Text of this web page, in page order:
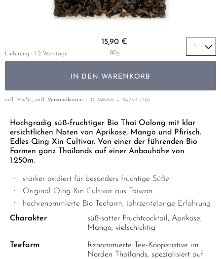
EMPFEHLUNGEN
GELBER TEE
SETS & GIFTS
TÜRKEI
EMPFEHLUNGEN
SETS & GIFTS
NACH SORTE
MATE TEE
SELTENE INCENCES
Hochgradig süß-fruchtiger Bio Thai Oolong mit klar
ersichtlichen Noten von Aprikose, Mango und Pfirisch.
Edles Qing Xin Cultivar. Von einer der führenden Bio
Farmen ganz Thailands auf einer Anbauhöhe von
1.250m.
stärker oxidiert für besonders fruchtige Süße
Original Qing Xin Cultivar aus Taiwan
hochrenommierte Bio Teefarm, jahrzentelange Erfahrung
Charakter
süß-satter Fruchtcocktail, Aprikose,
Mango, vielschichtig
Teefarm
Renommierte Tee-Kooperative im
Norden Thailands, spezialisiert auf
15,90 €
80g
IN DEN WARENKORB
Lieferung : 1-2 Werktage
inkl. MwSt., exkl. Versandkosten ID 7818-bio 198,75 € / 1kg